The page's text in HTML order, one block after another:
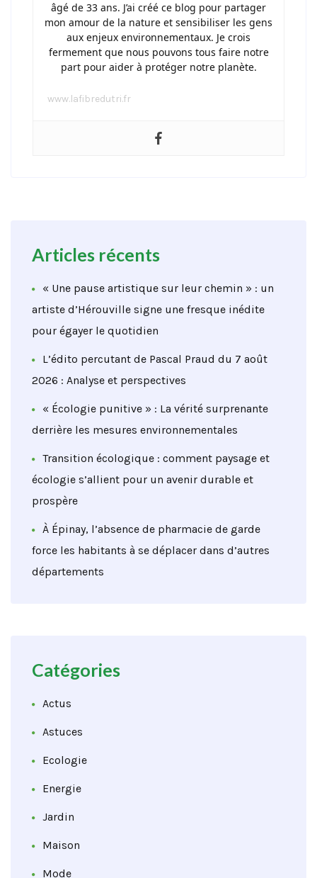
âgé de 33 ans. J’ai créé ce blog pour partager
mon amour de la nature et sensibiliser les gens
aux enjeux environnementaux. Je crois
fermement que nous pouvons tous faire notre
part pour aider à protéger notre planète.
www.lafibredutri.fr
Articles récents
« Une pause artistique sur leur chemin » : un
artiste d’Hérouville signe une fresque inédite
pour égayer le quotidien
L’édito percutant de Pascal Praud du 7 août
2026 : Analyse et perspectives
« Écologie punitive » : La vérité surprenante
derrière les mesures environnementales
Transition écologique : comment paysage et
écologie s’allient pour un avenir durable et
prospère
À Épinay, l’absence de pharmacie de garde
force les habitants à se déplacer dans d’autres
départements
Catégories
Actus
Astuces
Ecologie
Energie
Jardin
Maison
Mode